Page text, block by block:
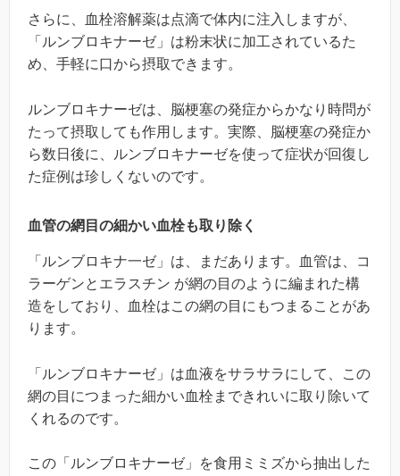
さらに、血栓溶解薬は点滴で体内に注入しますが、
「ルンブロキナーゼ」は粉末状に加工されているた
め、手軽に口から摂取できます。
ルンブロキナーゼは、脳梗塞の発症からかなり時問が
たって摂取しても作用します。実際、脳梗塞の発症か
ら数日後に、ルンブロキナーゼを使って症状が回復し
た症例は珍しくないのです。
血管の網目の細かい血栓も取り除く
「ルンブロキナ一ゼ」は、まだあります。血管は、コ
ラーゲンとエラスチン が網の目のように編まれた構
造をしており、血栓はこの網の目にもつまることがあ
ります。
「ルンブロキナーゼ」は血液をサラサラにして、この
網の目につまった細かい血栓まできれいに取り除いて
くれるのです。
この「ルンブロキナーゼ」を食用ミミズから抽出した